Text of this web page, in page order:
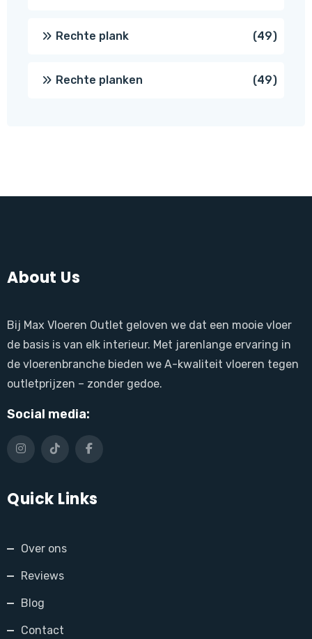
Rechte plank 4949
Rechte planken 4949
About Us
Bij Max Vloeren Outlet geloven we dat een mooie vloer
de basis is van elk interieur. Met jarenlange ervaring in
de vloerenbranche bieden we A-kwaliteit vloeren tegen
outletprijzen – zonder gedoe.
Social media:
Quick Links
Over ons
Reviews
Blog
Contact